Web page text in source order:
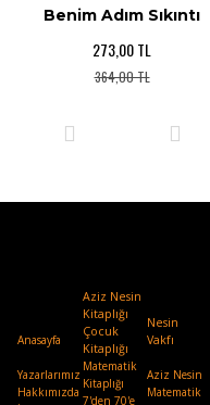
Benim Adım Sıkıntı
273,00 TL
364,00 TL
Anasayfa
Yazarlarımız
Hakkımızda
Aziz Nesin
Kitaplığı
Çocuk
Kitaplığı
Matematik
Kitaplığı
7'den 70'e
Nesin
Vakfı
Aziz Nesin
Matematik